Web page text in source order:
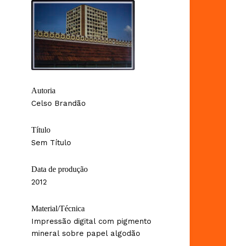
Autoria
Celso Brandão
Título
Sem Título
Data de produção
2012
Material/Técnica
Impressão digital com pigmento
mineral sobre papel algodão